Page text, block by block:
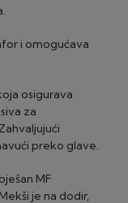
Zagreb)
trčanje – 30€
glomaznu robu
na otoke
na upit"
i omogućava
osigurava
za
preko glave.
MF
je na dodir,